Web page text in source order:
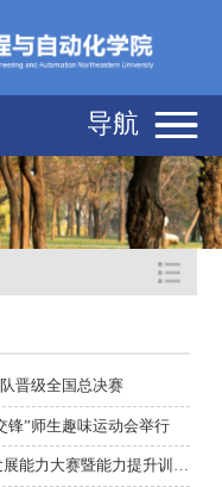
导航
晋级全国总决赛
锋”师生趣味运动会举行
机械工程与自动化学院举办2026年生涯发展能力大赛暨能力提升训练...